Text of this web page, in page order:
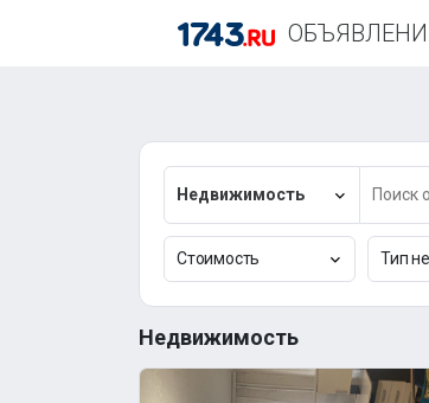
Недвижимость
Стоимость Тип
Недвижимость